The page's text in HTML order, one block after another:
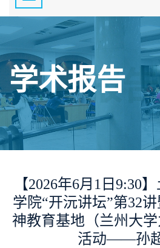
学术报告
【2026年6月1日9:30
学院“开沅讲坛”第32
神教育基地（兰州大
活动——孙